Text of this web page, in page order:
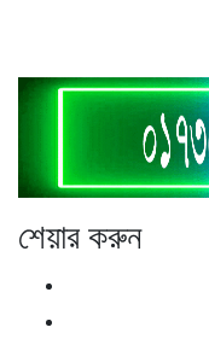
শেয়ার করুন